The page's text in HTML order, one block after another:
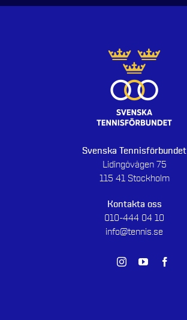
Svenska Tennisförbundet
Lidingövägen 75
115 41 Stockholm
Kontakta oss
010-444 04 10
info@tennis.se